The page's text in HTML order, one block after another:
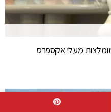
מומלצות מעלי אקספרס